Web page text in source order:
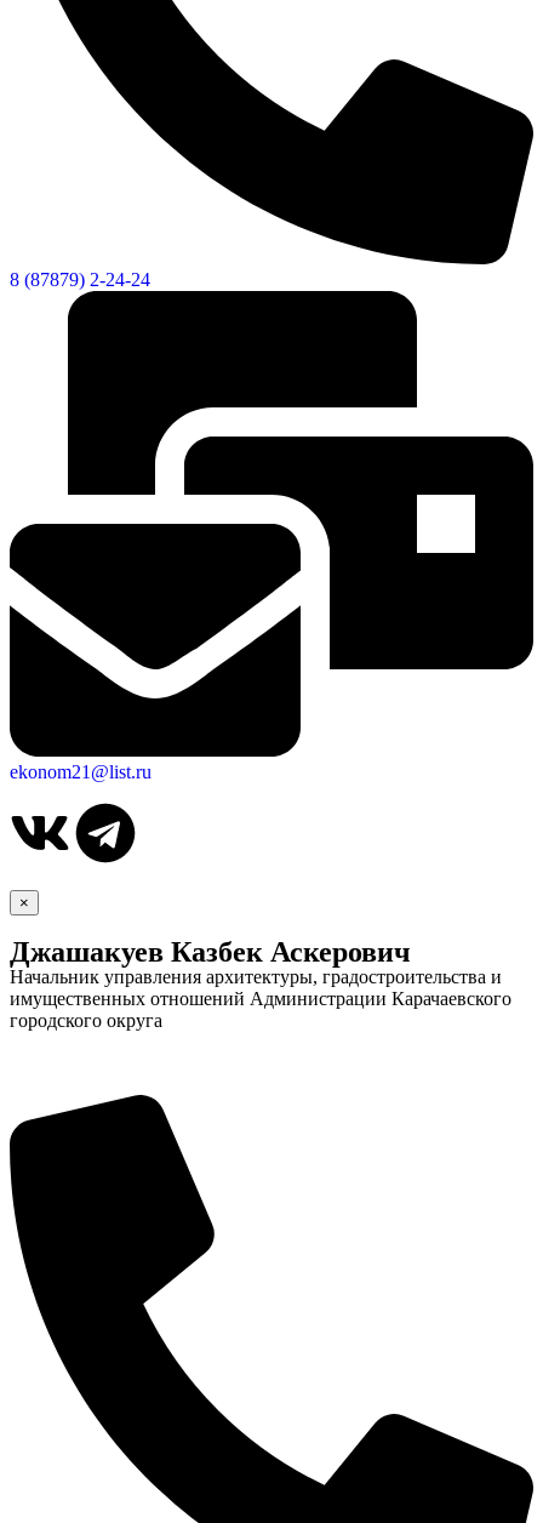
Об округе
8 (87879) 2-24-24
ekonom21@list.ru
×
Джашакуев Казбек Аскерович
Начальник управления архитектуры, градостроительства и
имущественных отношений Администрации Карачаевского
городского округа